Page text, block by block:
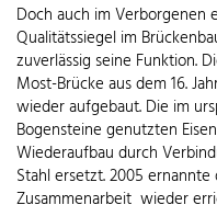
Doch auch im Verborgenen
Qualitätssiegel im
zuverlässig seine Funktion.
Most-Brücke aus dem 16.
wieder aufgebaut. Die im
Bogensteine genutzten
Wiederaufbau durch
Stahl ersetzt. 2005
Zusammenarbeit wieder